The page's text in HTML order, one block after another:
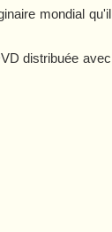
mondial qu'il
distribuée avec